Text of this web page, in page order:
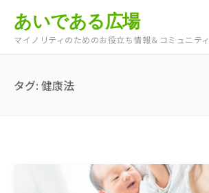
あいである広場
マイノリティのためのお役立ち情報＆コミュニティ
タグ: 健康法